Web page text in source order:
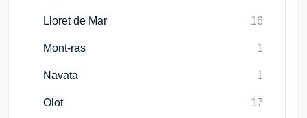
Lloret de Mar 16
Mont-ras 1
Navata 1
Olot 17